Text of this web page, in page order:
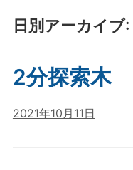
日別アーカイブ:
2分探索木
2021年10月11日